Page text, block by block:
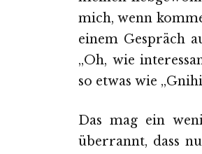
mich, wenn
einem Gespräch
„Oh, wie
so etwas wie
Das mag ein
überrannt, dass